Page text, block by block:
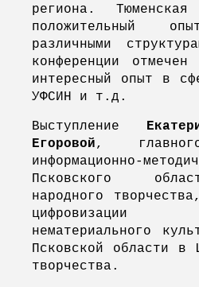
региона.
положительный
различными
конференции отмечен
интересный опыт в
УФСИН и т.д.
Выступление
Егоровой,
информационно-
Псковского
народного
нематериального
Псковской области в
творчества.